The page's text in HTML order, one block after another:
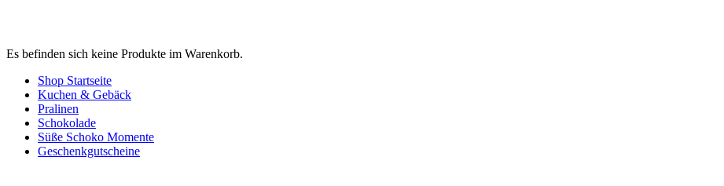
Es befinden sich keine Produkte im Warenkorb.
Shop Startseite
Kuchen & Gebäck
Pralinen
Schokolade
Süße Schoko Momente
Geschenkgutscheine